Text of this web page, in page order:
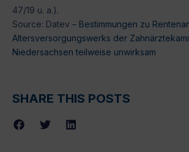
47/19 u. a.).
Source: Datev – Bestimmungen zu
Altersversorgungswerks der
Niedersachsen teilweise unwirksam
SHARE THIS POSTS